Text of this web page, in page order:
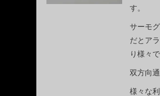
す。
サーモ
だとア
り様々で
双方向
様々な